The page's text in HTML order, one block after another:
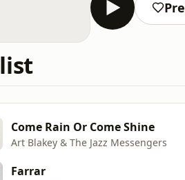
Come Rain Or Come Shine
Art Blakey & The Jazz Messengers
Farrar